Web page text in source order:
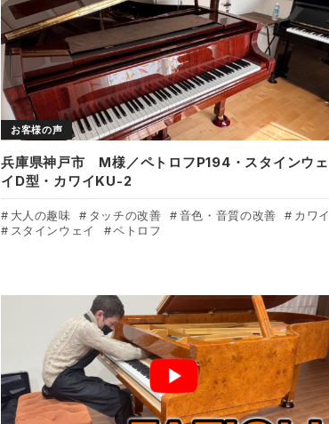
お客様の声
兵庫県神戸市 M様／ペトロフP194・スタインウェ
イD型・カワイKU-2
大人の趣味 タッチの改善 音色・音質の改善
カワイ
スタインウェイ
ペトロフ